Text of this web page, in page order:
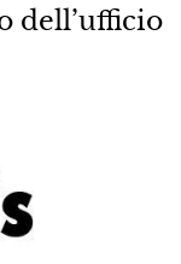
dell’ufficio